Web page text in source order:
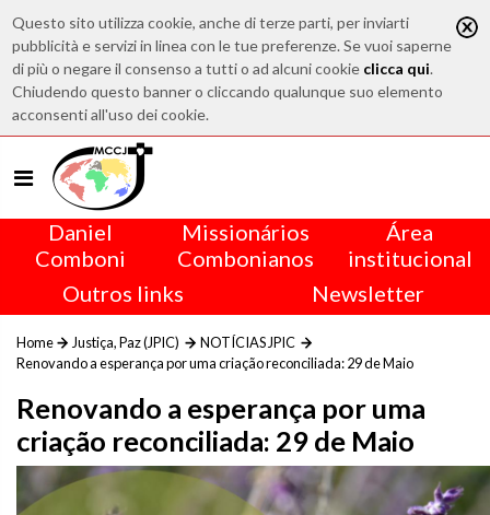
Questo sito utilizza cookie, anche di terze parti, per inviarti
pubblicità e servizi in linea con le tue preferenze. Se vuoi saperne
di più o negare il consenso a tutti o ad alcuni cookie clicca qui.
Chiudendo questo banner o cliccando qualunque suo elemento
acconsenti all'uso dei cookie.
Daniel
Comboni
Missionários
Combonianos
Área
institucional
Outros links
Newsletter
Home Justiça, Paz (JPIC)
NOTÍCIAS JPIC
Renovando a esperança por uma criação reconciliada: 29 de Maio
Renovando a esperança por uma
criação reconciliada: 29 de Maio